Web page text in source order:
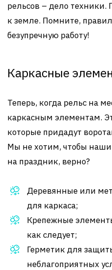
рельсов – дело техники.
к земле. Помните,
безупречную работу!
Каркасные
Теперь, когда рельс на
каркасным элементам.
которые придадут
Мы не хотим, чтобы наши
на праздник, верно?
Деревянные или
для каркаса;
Крепежные
как следует;
Герметик для
неблагоприятных